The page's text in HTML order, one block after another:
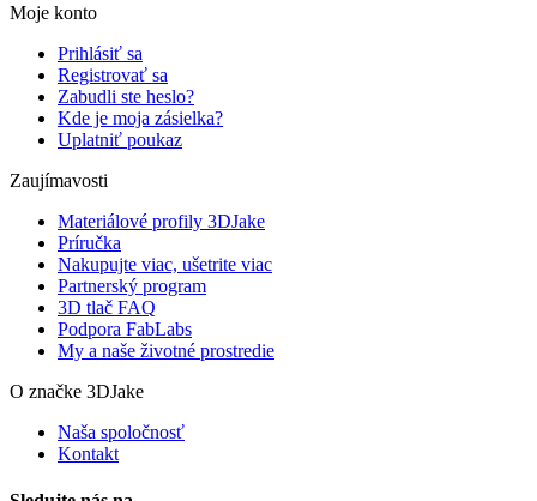
Moje konto
Prihlásiť sa
Registrovať sa
Zabudli ste heslo?
Kde je moja zásielka?
Uplatniť poukaz
Zaujímavosti
Materiálové profily 3DJake
Príručka
Nakupujte viac, ušetrite viac
Partnerský program
3D tlač FAQ
Podpora FabLabs
My a naše životné prostredie
O značke 3DJake
Naša spoločnosť
Kontakt